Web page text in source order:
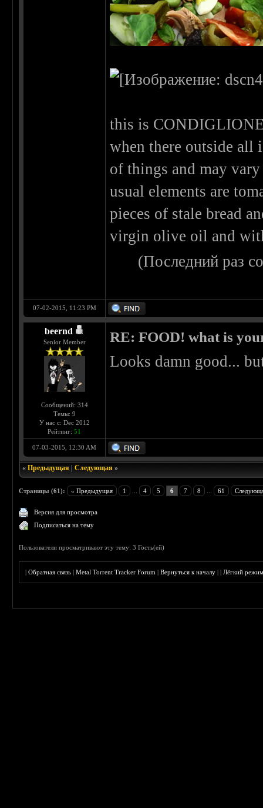
this is
when there outside all
of things and may
usual elements are
pieces of stale bread
virgin olive oil and
(Последний раз
07-02-2015, 11:23 PM
beernd
Senior Member
Сообщений: 314
Темы: 9
У нас с: Dec 2012
Рейтинг:51
RE: FOOD! what is
Looks damn good...
07-03-2015, 12:30 AM
«Предыдущая |Следующая »
Страницы (61): « Предыдущая 1 4 5 6 7 8 61
Версия для просмотра
Подписаться на тему
Пользователи просматривают эту тему: 3 Гость(ей)
|Обратная связь |Metal Torrent Tracker Forum |Вернуться к началу ||Лёгкий